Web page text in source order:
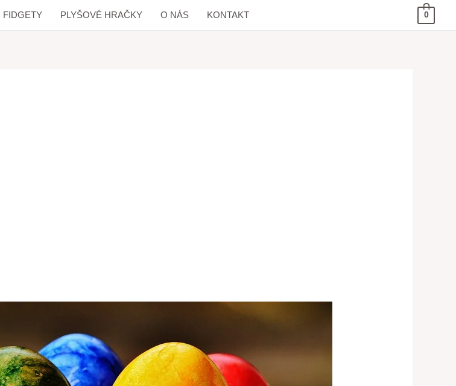
FIDGETY PLYŠOVÉ HRAČKY O NÁS KONTAKT 0